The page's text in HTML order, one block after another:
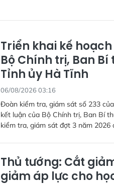
Triển khai kế
Bộ Chính trị, Ban
Tỉnh ủy Hà Tĩnh
06/08/2026 03:16
Đoàn kiểm tra, giám sát số 233
kết luận của Bộ Chính trị, Ban Bí
kiểm tra, giám sát đợt 3 năm 2026
Thủ tướng: Cắt
giảm áp lực cho